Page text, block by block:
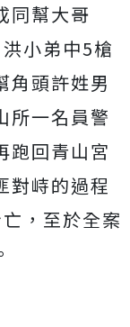
同幫大哥
小弟中5槍
角頭許姓男
所一名員警
跑回青山宮
對峙的過程
，至於全案